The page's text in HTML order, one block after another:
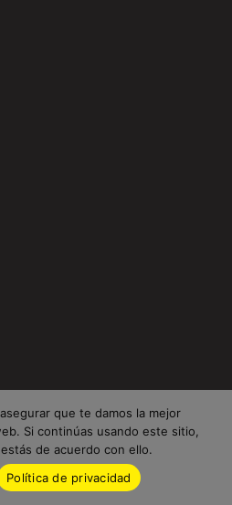
que te damos la mejor
Si continúas usando este sitio,
de acuerdo con ello.
Política de privacidad